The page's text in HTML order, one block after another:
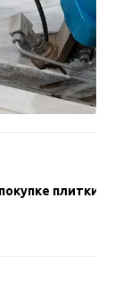
плитки
у нас резку